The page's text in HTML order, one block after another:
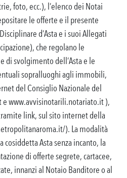
foto, ecc.), l’elenco dei Notai
le offerte e il presente
d’Asta e i suoi Allegati
che regolano le
di svolgimento dell’Asta e le
sopralluoghi agli immobili,
del Consiglio Nazionale del
www.avvisinotarili.notariato.it ),
link, sul sito internet della
). La modalità
cosiddetta Asta senza incanto, la
di offerte segrete, cartacee,
innanzi al Notaio Banditore o al